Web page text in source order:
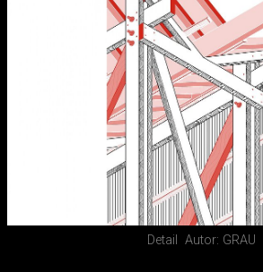
Detail Autor: GRAU